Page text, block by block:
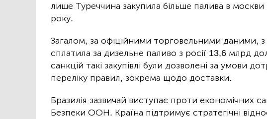
лише Туреччина закупила більше палива в москви
року.
Загалом, за офіційними торговельними даними, з
сплатила за дизельне паливо з росії 13,6 млрд
санкцій такі закупівлі були дозволені за умови
переліку правил, зокрема щодо доставки.
Бразилія зазвичай виступає проти економічних
Безпеки ООН. Країна підтримує стратегічні